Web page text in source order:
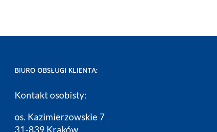
BIURO OBSŁUGI KLIENTA:
Kontakt osobisty:
os. Kazimierzowskie 7
31-839 Kraków